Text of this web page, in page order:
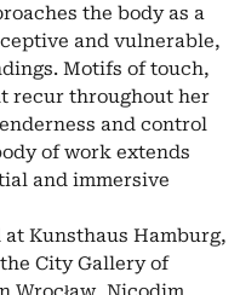
the body as a
and vulnerable,
Motifs of touch,
recur throughout her
and control
of work extends
and immersive
Kunsthaus Hamburg,
City Gallery of